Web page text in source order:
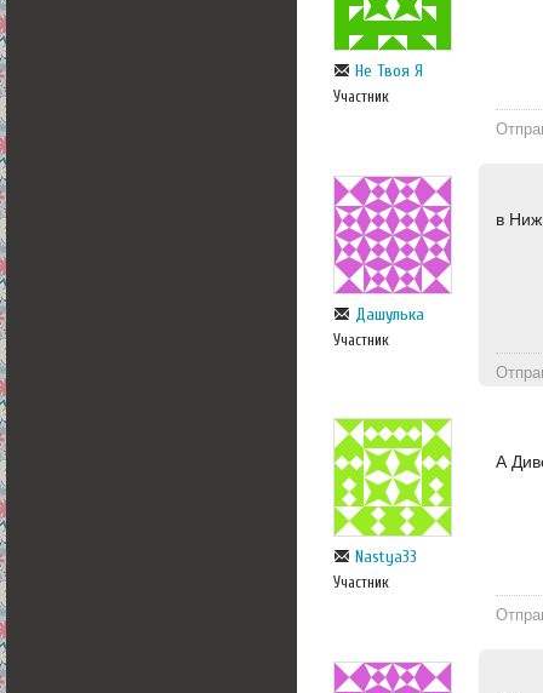
Не Твоя Я
Участник
Дашулька
Участник
в
Nastya33
Участник
А